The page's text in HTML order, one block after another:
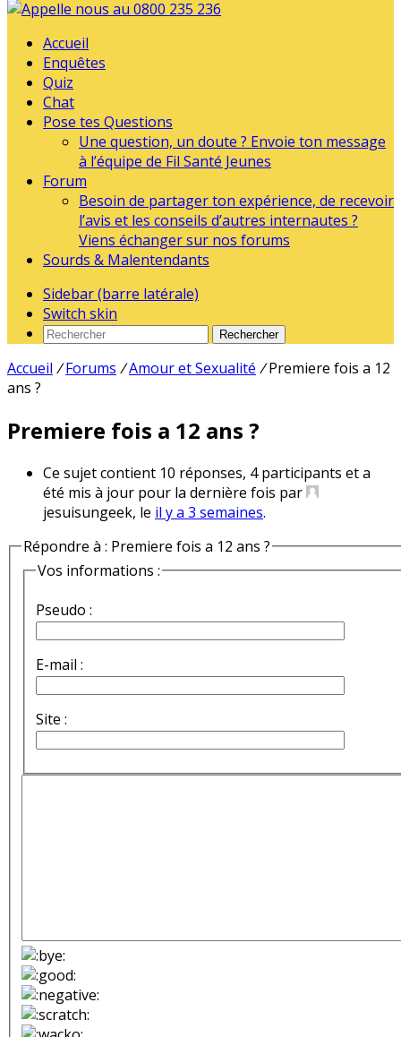
Accueil
Enquêtes
Quiz
Chat
Pose tes Questions
Une question, un doute ? Envoie ton message
à l’équipe de Fil Santé Jeunes
Forum
Besoin de partager ton expérience, de recevoir
l’avis et les conseils d’autres internautes ?
Viens échanger sur nos forums
Sourds & Malentendants
Sidebar (barre latérale)
Switch skin
Rechercher
Accueil / Forums /Amour et Sexualité / Premiere fois a 12
ans ?
Premiere fois a 12 ans ?
Ce sujet contient 10 réponses, 4 participants et a
été mis à jour pour la dernière fois par
jesuisungeek, le il y a 3 semaines.
Répondre à : Premiere fois a 12 ans ?
Vos informations :
Pseudo :
E-mail :
Site :